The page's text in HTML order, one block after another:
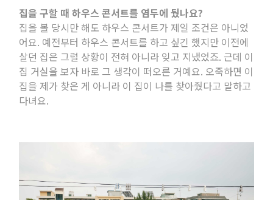
집을 구할 때 하우스 콘서트를 염두에 뒀나요?
집을 볼 당시만 해도 하우스 콘서트가 제일 조건은 아니었
어요. 예전부터 하우스 콘서트를 하고 싶긴 했지만 이전에
살던 집은 그럴 상황이 전혀 아니라 잊고 지냈었죠. 근데 이
집 거실을 보자 바로 그 생각이 떠오른 거예요. 오죽하면 이
집을 제가 찾은 게 아니라 이 집이 나를 찾아줬다고 말하고
다녀요.